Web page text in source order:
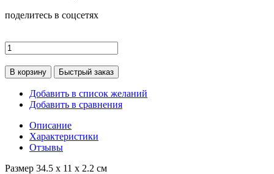
поделитесь в соцсетях
В корзину Быстрый заказ
Добавить в список желаний
Добавить в сравнения
Описание
Характеристики
Отзывы
Размер 34.5 х 11 x 2.2 см